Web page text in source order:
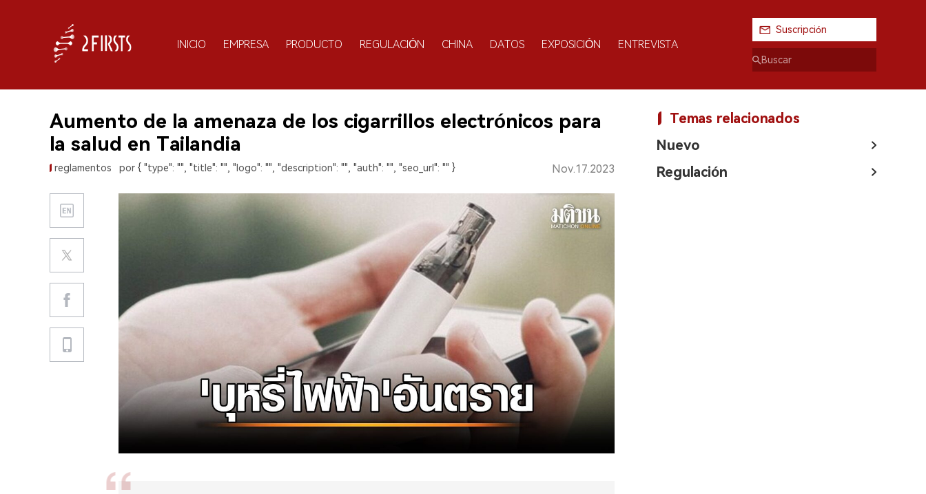
INICIO EMPRESA PRODUCTO REGULACIÓN CHINA DATOS EXPOSICIÓN ENTREVISTA
Suscripción
Aumento de la amenaza de los cigarrillos electrónicos para
la salud en Tailandia
reglamentos por { "type": "", "title": "", "logo": "", "description": "", "auth": "", "seo_url": "" } Nov.17.2023
Temas relacionados
Nuevo
Regulación